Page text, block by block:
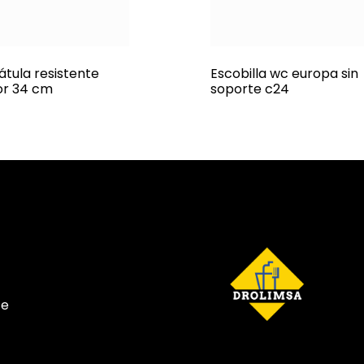
resistente
34 cm
Escobilla wc europa sin
soporte c24